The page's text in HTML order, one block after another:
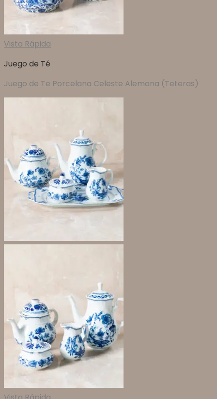
Vista Rápida
Juego de Té
Juego de Te Porcelana Celeste Alemana (Teteras)